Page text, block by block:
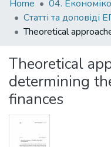
&
Collections
Statistics
Home
Статті та доповіді
Theoretical
determining
finances